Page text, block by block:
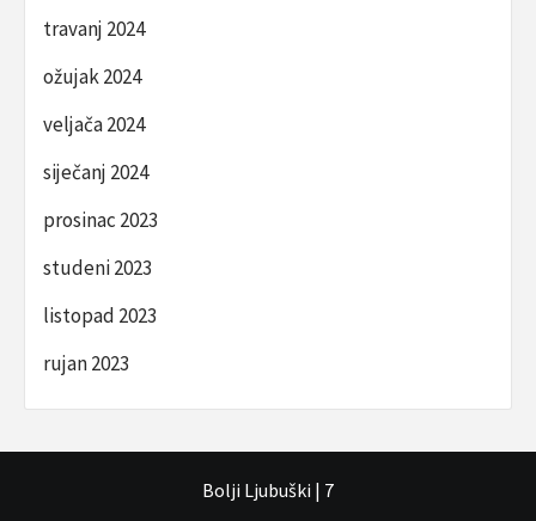
travanj 2024
ožujak 2024
veljača 2024
siječanj 2024
prosinac 2023
studeni 2023
listopad 2023
rujan 2023
Bolji Ljubuški | 7